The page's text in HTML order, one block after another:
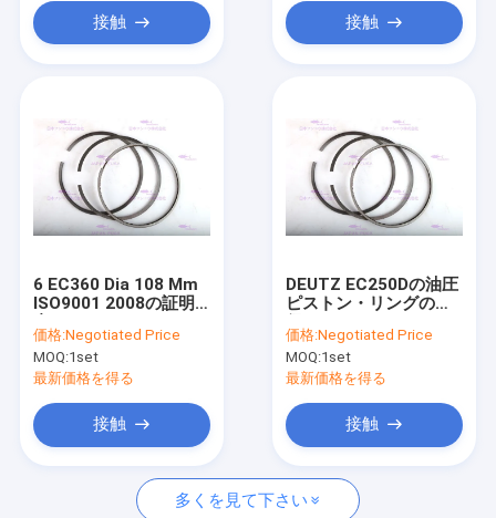
製品
VRショー
企業情報
お問い合わせ
見積依頼
接触 接触
6 EC360 Dia 108 Mm
ISO9001 2008の証明
21299547ピストン シ
ール リング
価格:Negotiated Price
MOQ:1set
最新価格を得る
接触
DEUTZ EC250Dの油圧
ピストン・リングの直
21299547
価格:Negotiated Price
MOQ:1set
最新価格を得る
接触
多くを見て下さい